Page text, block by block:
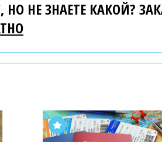
НО НЕ ЗНАЕТЕ КАКОЙ?